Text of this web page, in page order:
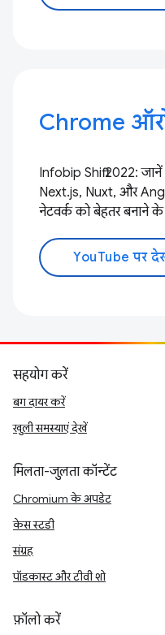
Chrome
Infobip Shift 2022:
Next.js, Nuxt, और
नेटवर्क को बेहतर बनाने
YouTube पर
सहयोग करें
बग दायर करें
खुली समस्याएं देखें
मिलता-जुलता कॉन्टेंट
Chromium के अपडेट
केस स्टडी
संग्रह
पॉडकास्ट और टीवी शो
फ़ॉलो करें